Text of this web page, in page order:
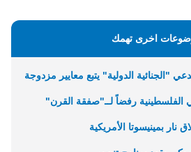
اخرى تهمك
"الجنائية الدولية" يتبع معايير مزدوجة
رفضاً لــ"صفقة القرن"
بمينيسوتا الأمريكية